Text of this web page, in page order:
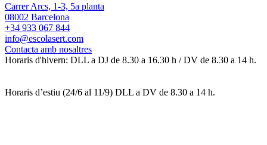
Carrer Arcs, 1-3, 5a planta
08002 Barcelona
+34 933 067 844
info@escolasert.com
Contacta amb nosaltres
Horaris d'hivern: DLL a DJ de 8.30 a 16.30 h / DV de 8.30 a 14 h.
Horaris d’estiu (24/6 al 11/9) DLL a DV de 8.30 a 14 h.